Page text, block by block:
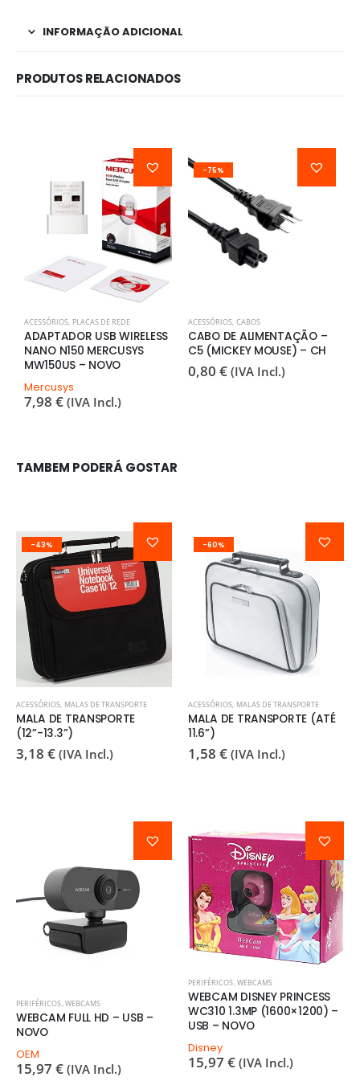
INFORMAÇÃO ADICIONAL
PRODUTOS RELACIONADOS
ACESSÓRIOS, PLACAS DE REDE
ADAPTADOR USB WIRELESS
NANO N150 MERCUSYS
MW150US – NOVO
Mercusys
7,98 € (IVA Incl.)
-75%
ACESSÓRIOS, CABOS
CABO DE ALIMENTAÇÃO –
C5 (MICKEY MOUSE) – CH
0,80 € (IVA Incl.)
TAMBEM PODERÁ GOSTAR
-43%
ACESSÓRIOS, MALAS DE TRANSPORTE
MALA DE TRANSPORTE
(12”-13.3”)
3,18 € (IVA Incl.)
-60%
ACESSÓRIOS, MALAS DE TRANSPORTE
MALA DE TRANSPORTE (ATÉ
11.6”)
1,58 € (IVA Incl.)
PERIFÉRICOS,WEBCAMS
WEBCAM FULL HD – USB –
NOVO
OEM
15,97 € (IVA Incl.)
PERIFÉRICOS WEBCAMS
WEBCAM DISNEY PRINCESS
WC310 1.3MP (1600×1200) –
USB – NOVO
Disney
15,97 € (IVA Incl.)